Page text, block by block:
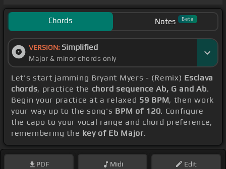
Chords Notes Beta
VERSION: Simplified
Major & minor chords only
Let's start jamming Bryant Myers - (Remix) Esclava
chords, practice the chord sequence Ab, G and Ab.
Begin your practice at a relaxed 59 BPM, then work
your way up to the song's BPM of 120. Configure
the capo to your vocal range and chord preference,
remembering the key of Eb Major.
PDF Midi Edit